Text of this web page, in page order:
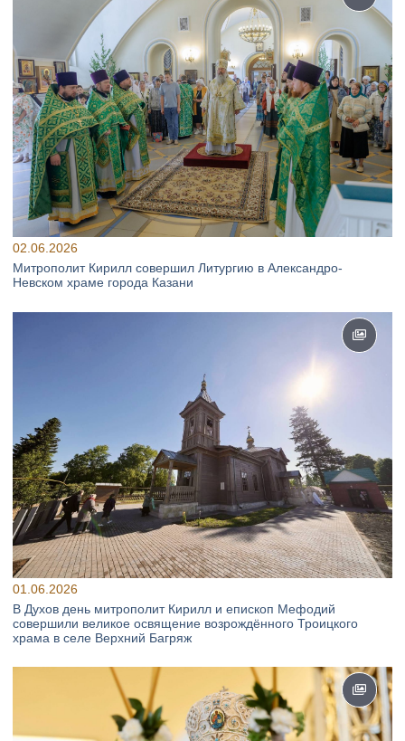
02.06.2026
Митрополит Кирилл совершил Литургию в Александро-
Невском храме города Казани
01.06.2026
В Духов день митрополит Кирилл и епископ Мефодий
совершили великое освящение возрождённого Троицкого
храма в селе Верхний Багряж